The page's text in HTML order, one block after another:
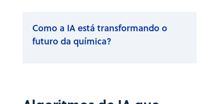
Como a IA está transformando o
futuro da química?